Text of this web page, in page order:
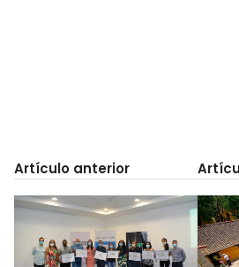
Artículo anterior